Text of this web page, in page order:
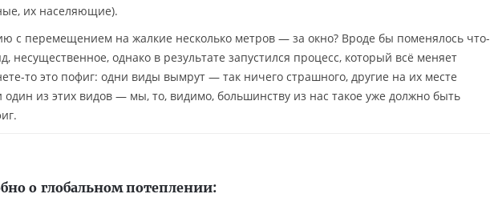
их населяющие).
с перемещением на жалкие несколько метров — за окно? Вроде бы поменялось что-
несущественное, однако в результате запустился процесс, который всё меняет
то это пофиг: одни виды вымрут — так ничего страшного, другие на их месте
один из этих видов — мы, то, видимо, большинству из нас такое уже должно быть
о глобальном потеплении: